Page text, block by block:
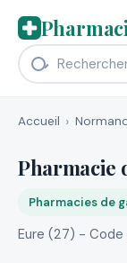
Accueil
Pharmacie
Pharmacies de
Eure (27) -